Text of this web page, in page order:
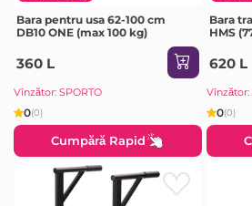
Bara pentru usa 62-100 cm
DB10 ONE (max 100 kg)
360 L
Vînzător: SPORTO
0(0)
Cumpără Rapid
Bara
HMS
620 L
Vînzător:
0(0)